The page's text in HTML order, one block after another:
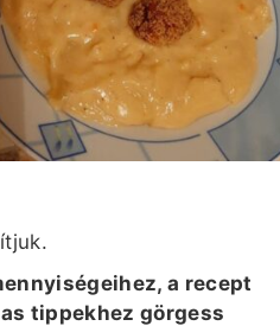
a recept
tippekhez görgess